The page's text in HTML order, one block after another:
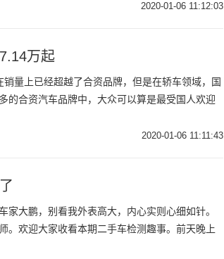
2020-01-06 11:12:03
万起
量上已经超越了合资品牌，但是在轿车领域，国
的合资汽车品牌中，大众可以算是最受国人欢迎
2020-01-06 11:11:43
大鹏，别看我外表高大，内心实则心细如针。
。欢迎大家收看本期二手车检测趣事。前天晚上